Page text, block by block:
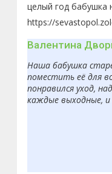
целый год бабушка
https://
Валентина
Наша бабушка
поместить её для
понравился уход,
каждые выходные, и